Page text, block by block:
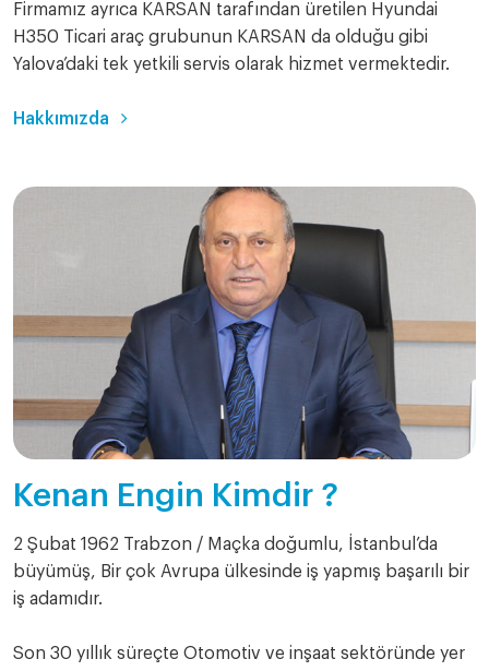
Firmamız ayrıca KARSAN tarafından üretilen Hyundai
H350 Ticari araç grubunun KARSAN da olduğu gibi
Yalova’daki tek yetkili servis olarak hizmet vermektedir.
Hakkımızda
Kenan Engin Kimdir ?
2 Şubat 1962 Trabzon / Maçka doğumlu, İstanbul’da
büyümüş, Bir çok Avrupa ülkesinde iş yapmış başarılı bir
iş adamıdır.
Son 30 yıllık süreçte Otomotiv ve inşaat sektöründe yer